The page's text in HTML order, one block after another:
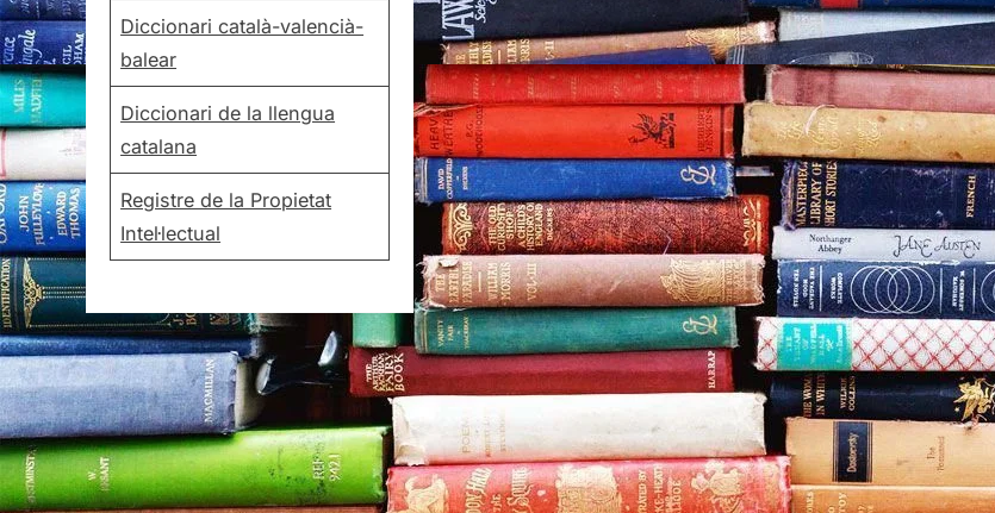
Diccionari català-valencià-
balear
Diccionari de la llengua
catalana
Registre de la Propietat
Intel·lectual